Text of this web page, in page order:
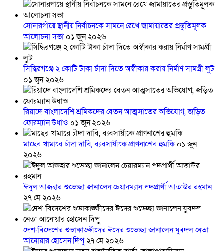
সোনারগাঁয়ে স্থানীয় নির্বাচনকে সামনে রেখে জামায়াতের প্রস্তুতিমূলক
আলোচনা সভা ০১ জুন ২০২৬
সিদ্ধিরগঞ্জে ২ কোটি টাকা চাঁদা দিতে অস্বীকার করায় নির্মাণ সামগ্রী লুট
০১ জুন ২০২৬
রিয়াদে বাংলাদেশি শ্রমিকদের বেতন আত্মসাতের অভিযোগ, জড়িত
ফোরম্যান উধাও ০১ জুন ২০২৬
মাছের খামারে চাঁদা দাবি, ব্যবসায়ীকে প্রাণনাশের হুমকি ০১ জুন
২০২৬
ঈদুল আজহার শুভেচ্ছা জানালেন চেয়ারম্যান পদপ্রার্থী আতাউর রহমান
২৭ মে ২০২৬
দেশ-বিদেশের শুভাকাঙ্ক্ষীদের ঈদের শুভেচ্ছা জানালেন যুবদল নেতা
আনোয়ার হোসেন দিপু২৭ মে ২০২৬